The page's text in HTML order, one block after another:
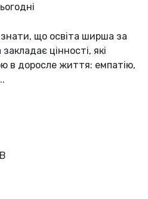
що освіта ширша за
цінності, які
в доросле життя: емпатію,